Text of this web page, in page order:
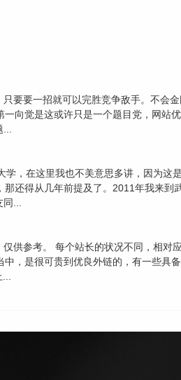
要要一招就可以完胜竞争敌手。不会
向觉是这或许只是一个题目党，网站
，在这里我也不美意思多讲，因为这
还得从几年前提及了。2011年我来到
...
供参考。 每个站长的状况不同，相对
，是很可贵到优良外链的，有一些具